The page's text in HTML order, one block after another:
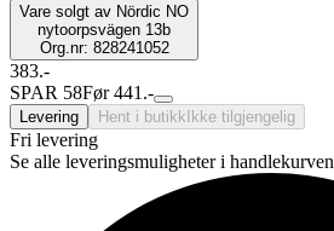
Vare solgt av Nördic NO
nytoorpsvägen 13b
Org.nr: 828241052
383.-
SPAR 58Før 441.-
Levering Hent i butikk Ikke tilgjengelig
Fri levering
Se alle leveringsmuligheter i handlekurven